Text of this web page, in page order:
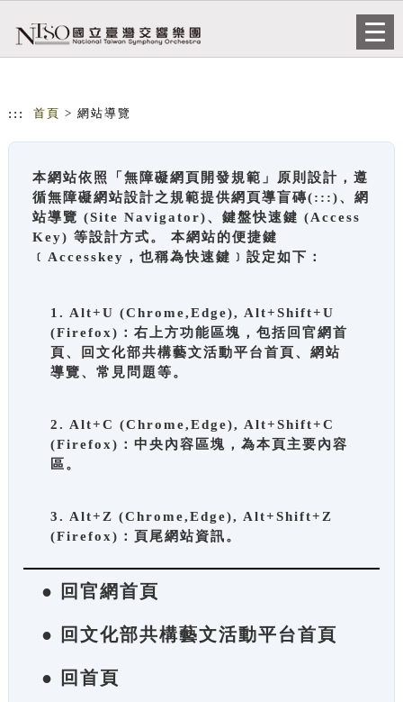
::: 首頁 > 網站導覽
本網站依照「無障礙網頁開發規範」原則設計，遵
循無障礙網站設計之規範提供網頁導盲磚(:::)、網
站導覽 (Site Navigator)、鍵盤快速鍵 (Access
Key) 等設計方式。 本網站的便捷鍵
﹝Accesskey，也稱為快速鍵﹞設定如下：
1. Alt+U (Chrome,Edge), Alt+Shift+U
(Firefox)：右上方功能區塊，包括回官網首
頁、回文化部共構藝文活動平台首頁、網站
導覽、常見問題等。
2. Alt+C (Chrome,Edge), Alt+Shift+C
(Firefox)：中央內容區塊，為本頁主要內容
區。
3. Alt+Z (Chrome,Edge), Alt+Shift+Z
(Firefox)：頁尾網站資訊。
● 回官網首頁
● 回文化部共構藝文活動平台首頁
● 回首頁